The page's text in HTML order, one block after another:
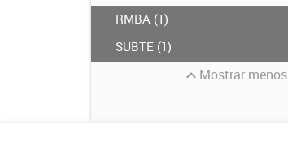
RMBA (1)
SUBTE (1)
Mostrar menos